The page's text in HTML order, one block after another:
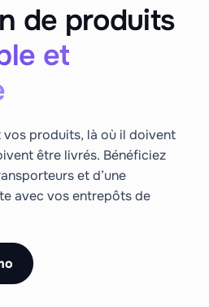
de produits
et
vos produits, là où il doivent
être livrés. Bénéficiez
et d’une
avec vos entrepôts de